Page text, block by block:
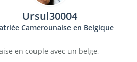
Ursul30004
Camerounaise en Belgique
en couple avec un belge,